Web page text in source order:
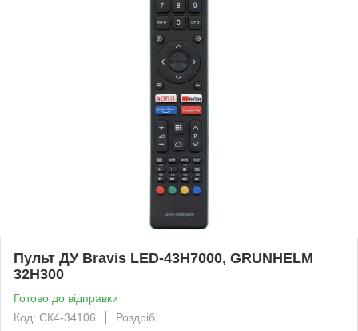
Пульт ДУ Bravis LED-43H7000, GRUNHELM
32H300
Готово до відправки
Код: СК4-34106
Роздріб